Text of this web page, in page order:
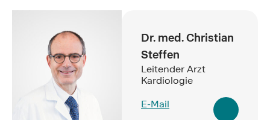
Dr. med. Christian
Steffen
Leitender Arzt
Kardiologie
E-Mail